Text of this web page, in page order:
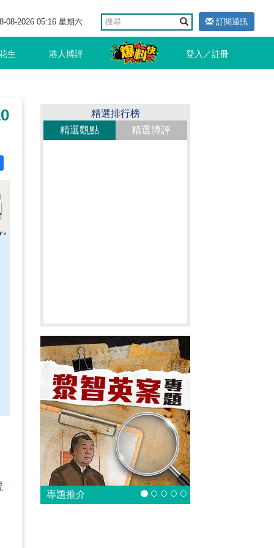
08-2026 05:16 星期六 訂閱通訊
生 港人博評 登入／註冊
精選排行榜
精選觀點
精選博評
專題推介